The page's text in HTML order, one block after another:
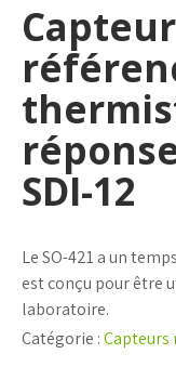
SDI-12
Le SO-421 a un
est conçu pour être
laboratoire.
Catégorie :Capteurs